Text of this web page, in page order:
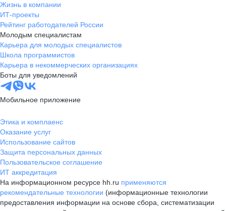
Жизнь в компании
ИТ-проекты
Рейтинг работодателей России
Молодым специалистам
Карьера для молодых специалистов
Школа программистов
Карьера в некоммерческих организациях
Боты для уведомлений
Мобильное приложение
Этика и комплаенс
Оказание услуг
Использование сайтов
Защита персональных данных
Пользовательское соглашение
ИТ аккредитация
На информационном ресурсе hh.ru применяются
рекомендательные технологии (информационные технологии
предоставления информации на основе сбора, систематизации